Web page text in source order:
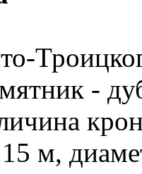
-
м,